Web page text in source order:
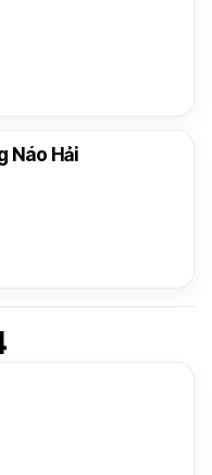
Náo Hải